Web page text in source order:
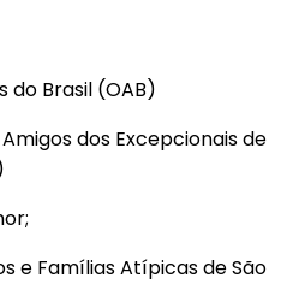
do Brasil (OAB)
dos Excepcionais de
e Famílias Atípicas de São